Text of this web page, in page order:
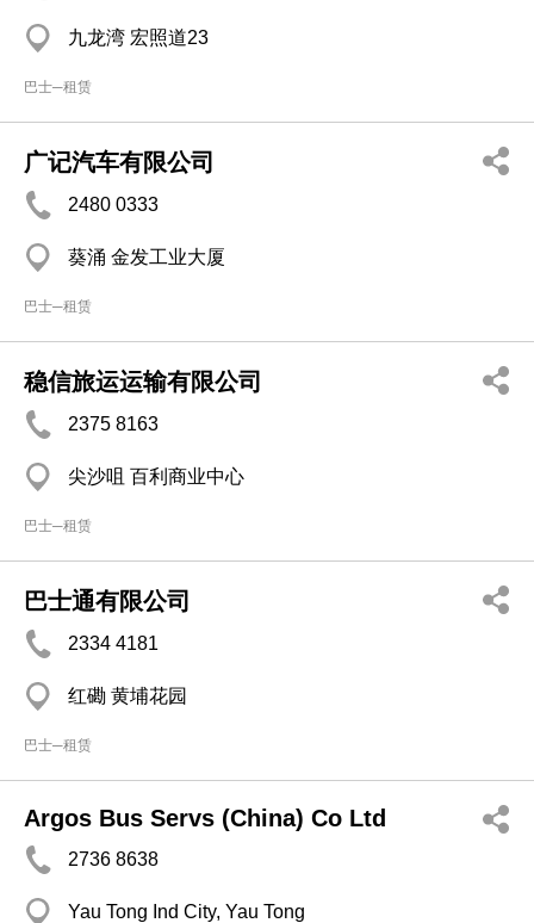
九龙湾 宏照道23
巴士─租赁
广记汽车有限公司
2480 0333
葵涌 金发工业大厦
巴士─租赁
稳信旅运运输有限公司
2375 8163
尖沙咀 百利商业中心
巴士─租赁
巴士通有限公司
2334 4181
红磡 黄埔花园
巴士─租赁
Argos Bus Servs (China) Co Ltd
2736 8638
Yau Tong Ind City, Yau Tong